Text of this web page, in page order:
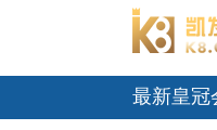
最新皇冠